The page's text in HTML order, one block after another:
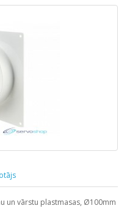
un vārstu plastmasas, Ø100mm